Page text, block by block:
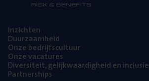
Inzich­ten
Duur­zaam­heid
Onze bedrijfs­cul­tuur
Onze vaca­tu­res
Diver­si­teit, gelijk­waar­dig­heid en inclusie
Part­ner­ships